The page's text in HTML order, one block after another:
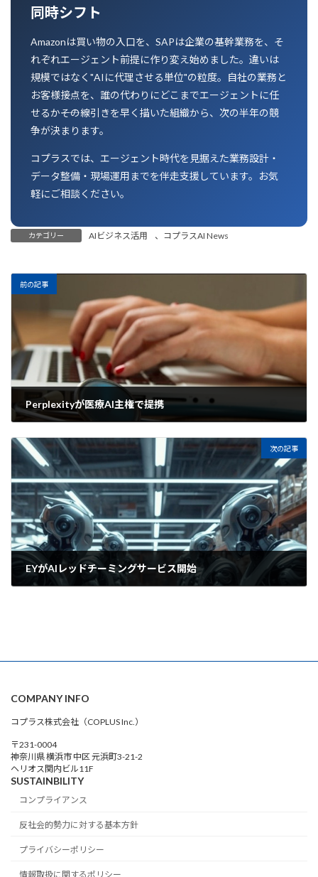
同時シフト
Amazonは買い物の入口を、SAPは企業の基幹業務を、そ
れぞれエージェント前提に作り変え始めました。違いは
規模ではなく"AIに代理させる単位"の粒度。自社の業務と
お客様接点を、誰の代わりにどこまでエージェントに任
せるか――その線引きを早く描いた組織から、次の半年の競
争が決まります。
コプラスでは、エージェント時代を見据えた業務設計・
データ整備・現場運用までを伴走支援しています。お気
軽にご相談ください。
カテゴリー AIビジネス活用 、 コプラスAI News
前の記事
Perplexityが医療AI主権で提携
次の記事
EYがAIレッドチーミングサービス開始
COMPANY INFO
コプラス株式会社（COPLUS Inc.）
〒231-0004
神奈川県 横浜市 中区 元浜町3-21-2
ヘリオス関内ビル11F
SUSTAINBILITY
コンプライアンス
反社会的勢力に対する基本方針
プライバシーポリシー
情報取扱に関するポリシー